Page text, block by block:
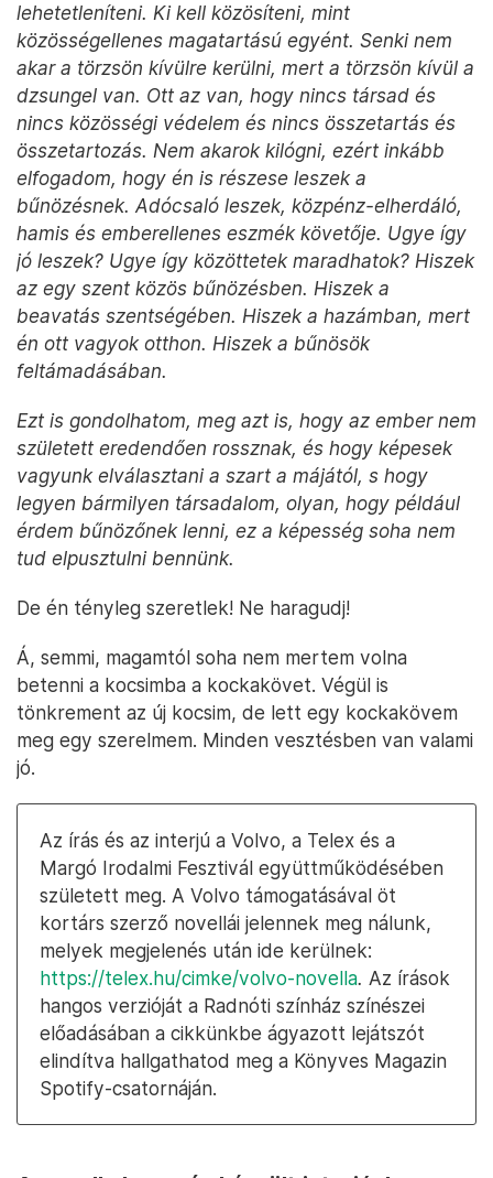
lehetetleníteni. Ki kell közösíteni, mint
közösségellenes magatartású egyént. Senki nem
akar a törzsön kívülre kerülni, mert a törzsön kívül a
dzsungel van. Ott az van, hogy nincs társad és
nincs közösségi védelem és nincs összetartás és
összetartozás. Nem akarok kilógni, ezért inkább
elfogadom, hogy én is részese leszek a
bűnözésnek. Adócsaló leszek, közpénz-elherdáló,
hamis és emberellenes eszmék követője. Ugye így
jó leszek? Ugye így közöttetek maradhatok? Hiszek
az egy szent közös bűnözésben. Hiszek a
beavatás szentségében. Hiszek a hazámban, mert
én ott vagyok otthon. Hiszek a bűnösök
feltámadásában.
Ezt is gondolhatom, meg azt is, hogy az ember nem
született eredendően rossznak, és hogy képesek
vagyunk elválasztani a szart a májától, s hogy
legyen bármilyen társadalom, olyan, hogy például
érdem bűnözőnek lenni, ez a képesség soha nem
tud elpusztulni bennünk.
De én tényleg szeretlek! Ne haragudj!
Á, semmi, magamtól soha nem mertem volna
betenni a kocsimba a kockakövet. Végül is
tönkrement az új kocsim, de lett egy kockakövem
meg egy szerelmem. Minden vesztésben van valami
jó.
Az írás és az interjú a Volvo, a Telex és a
Margó Irodalmi Fesztivál együttműködésében
született meg. A Volvo támogatásával öt
kortárs szerző novellái jelennek meg nálunk,
melyek megjelenés után ide kerülnek:
https://telex.hu/cimke/volvo-novella. Az írások
hangos verzióját a Radnóti színház színészei
előadásában a cikkünkbe ágyazott lejátszót
elindítva hallgathatod meg a Könyves Magazin
Spotify-csatornáján.